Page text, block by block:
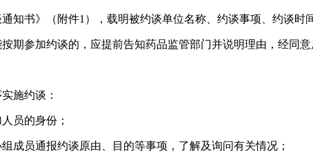
知书》（附件1），载明被约谈单位名称、约谈事项、约谈时
期参加约谈的，应提前告知药品监管部门并说明理由，经同意
施约谈：
员的身份；
成员通报约谈原由、目的等事项，了解及询问有关情况；